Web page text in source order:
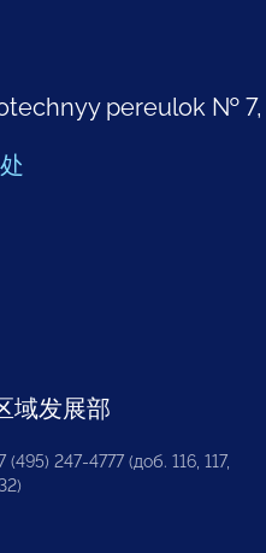
pereulok № 7,
域发展部
(495) 247-4777 (доб. 116, 117,